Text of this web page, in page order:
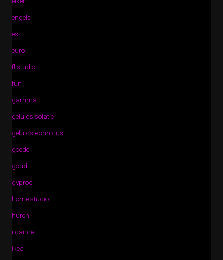
engels
es
euro
fl studio
fun
gamma
geluidsisolatie
geluidstechnicus
goede
goud
gyproc
home studio
huren
i dance
ikea